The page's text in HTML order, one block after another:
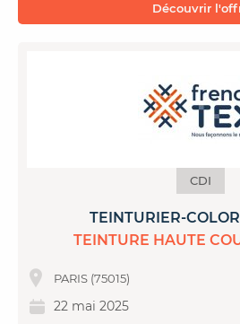
Découvrir
CDI
TEINTURIER-
TEINTURE HAUTE
PARIS (75015)
22 mai 2025